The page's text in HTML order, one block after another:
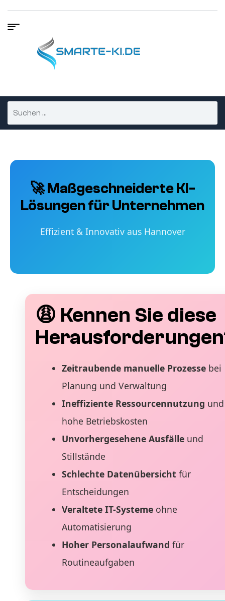
🚀 Maßgeschneiderte KI-
Lösungen für Unternehmen
Effizient & Innovativ aus Hannover
😩 Kennen Sie diese
Zeitraubende manuelle Prozessebei
Planung und Verwaltung
Ineffiziente Ressourcennutzung und
hohe Betriebskosten
Unvorhergesehene Ausfälleund
Stillstände
Schlechte Datenübersicht für
Entscheidungen
Veraltete IT-Systemeohne
Automatisierung
Hoher Personalaufwand für
Routineaufgaben